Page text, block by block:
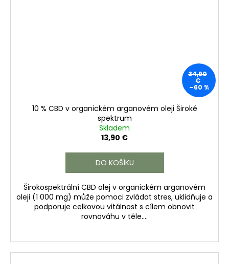
34,90
€
–60 %
10 % CBD v organickém arganovém oleji Široké
spektrum
Skladem
13,90 €
DO KOŠÍKU
Širokospektrální CBD olej v organickém arganovém
oleji (1 000 mg) může pomoci zvládat stres, uklidňuje a
podporuje celkovou vitálnost s cílem obnovit
rovnováhu v těle....